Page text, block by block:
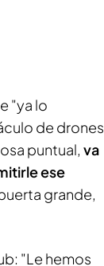
"ya lo
de drones
puntual, va
ese
grande,
"Le hemos